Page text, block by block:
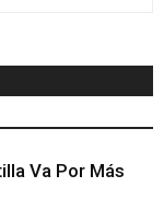
Va Por Más